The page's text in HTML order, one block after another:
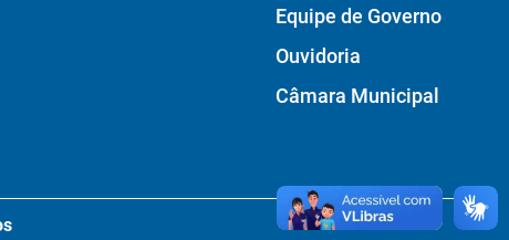
Equipe de Governo
Ouvidoria
Câmara Municipal